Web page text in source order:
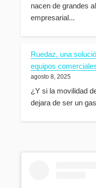
nacen de grandes
empresarial...
Ruedaz, una
equipos
agosto 8, 2025
¿Y si la movilidad
dejara de ser un